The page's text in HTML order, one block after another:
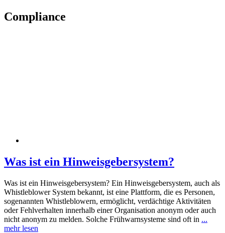
Compliance
Was ist ein Hinweisgebersystem?
Was ist ein Hinweisgebersystem? Ein Hinweisgebersystem, auch als
Whistleblower System bekannt, ist eine Plattform, die es Personen,
sogenannten Whistleblowern, ermöglicht, verdächtige Aktivitäten
oder Fehlverhalten innerhalb einer Organisation anonym oder auch
nicht anonym zu melden. Solche Frühwarnsysteme sind oft in ...
mehr lesen